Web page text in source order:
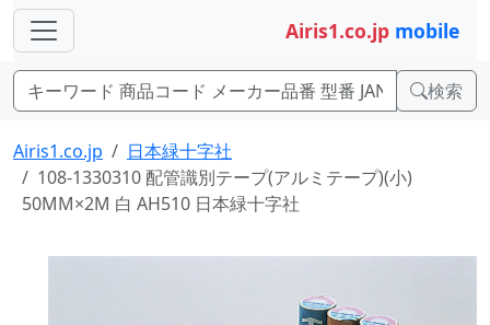
Airis1.co.jp mobile
検索
Airis1.co.jp
日本緑十字社
108-1330310 配管識別テープ(アルミテープ)(小)
50MM×2M 白 AH510 日本緑十字社